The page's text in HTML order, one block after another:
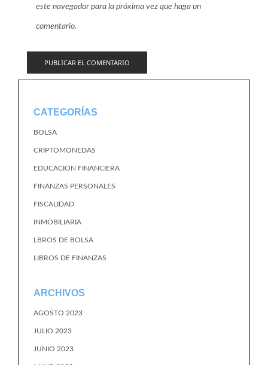
este navegador para la próxima vez que haga un
comentario.
CATEGORÍAS
BOLSA
CRIPTOMONEDAS
EDUCACION FINANCIERA
FINANZAS PERSONALES
FISCALIDAD
INMOBILIARIA
LBROS DE BOLSA
LIBROS DE FINANZAS
ARCHIVOS
AGOSTO 2023
JULIO 2023
JUNIO 2023